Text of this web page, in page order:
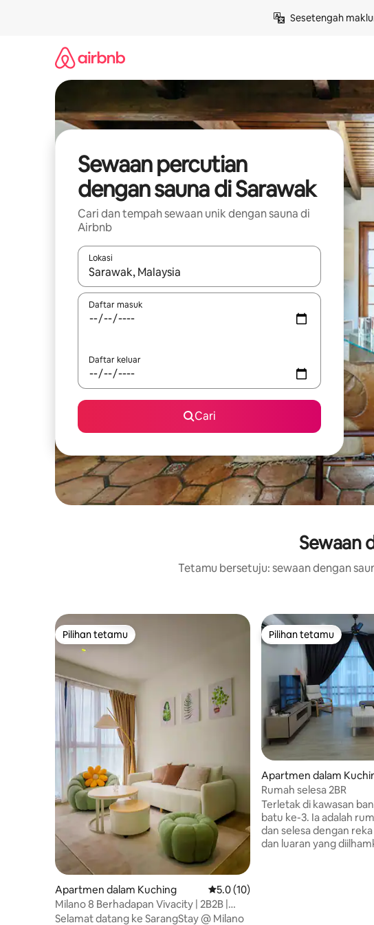
Sesetengah
Sewaan percutian
dengan sauna di Sarawak
Cari dan tempah sewaan unik dengan sauna di
Airbnb
Lokasi
Apabila hasil tersedia, navigasi dengan kekunci anak panah
Daftar masuk
Daftar keluar
Cari
Sewaan
Tetamu bersetuju: sewaan dengan
Pilihan tetamu
Pilihan tetamu
Apartmen dalam Kuching Penarafan purata 5.0 daripada 5, 10
5.0 (10)
Milano 8 Berhadapan Vivacity | 2B2B |
Boleh muat hingga 5 orang
Selamat datang ke SarangStay @ Milano
Pilihan tetamu
Pilihan tetamu
Apartmen dalam
Rumah selesa 2BR
Terletak di kawasan
batu ke-3. Ia adalah
dan selesa dengan
dan luaran yang